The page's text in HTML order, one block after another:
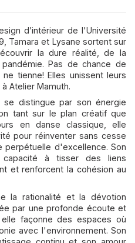
d’intérieur de l'Université
Tamara et Lysane sortent sur
la dure réalité, de la
Pas de chance de
tienne! Elles unissent leurs
Atelier Mamuth.
distingue par son énergie
tant sur le plan créatif que
en danse classique, elle
pour réinventer sans cesse
perpétuelle d'excellence. Son
à tisser des liens
et renforcent la cohésion au
la rationalité et la dévotion
par une profonde écoute et
façonne des espaces où
avec l'environnement. Son